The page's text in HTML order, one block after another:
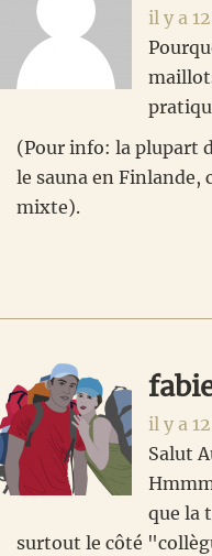
il y a
(Pour info: la plupart
le sauna en Finlande,
mixte).
il y a
Salut
que la
surtout le côté